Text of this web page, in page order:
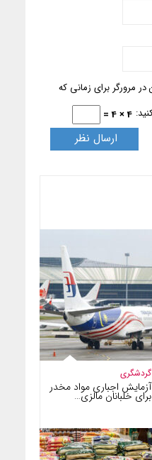
مرورگر برای زمانی که
4 × 4 =
گردشگری
آزمایش اجباری مواد مخدر
برای خلبانان مالزی…